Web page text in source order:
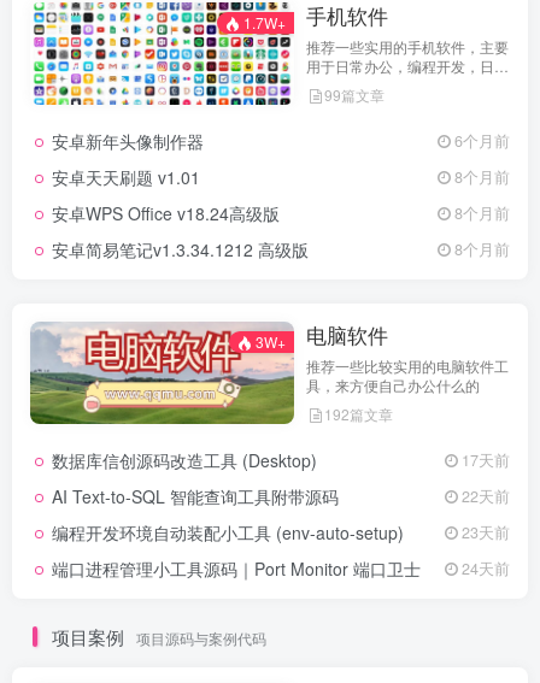
1.7W+ 手机软件
推荐一些实用的手机软件，主要
用于日常办公，编程开发，日常
维护，娱乐等等
99篇文章
安卓新年头像制作器 6个月前
安卓天天刷题 v1.01 8个月前
安卓WPS Office v18.24高级版 8个月前
安卓简易笔记v1.3.34.1212 高级版 8个月前
3W+ 电脑软件
推荐一些比较实用的电脑软件工
具，来方便自己办公什么的
192篇文章
数据库信创源码改造工具 (Desktop) 17天前
AI Text-to-SQL 智能查询工具附带源码 22天前
编程开发环境自动装配小工具 (env-auto-setup) 23天前
端口进程管理小工具源码｜Port Monitor 端口卫士 24天前
项目案例 项目源码与案例代码